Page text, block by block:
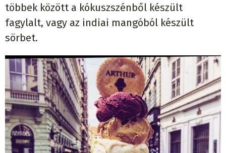
többek között a kókuszszénből készült
fagylalt, vagy az indiai mangóból készült
sörbet.